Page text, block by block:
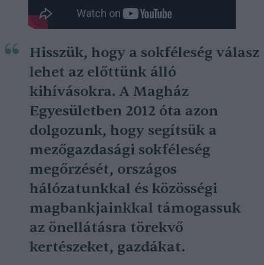
Hisszük, hogy a sokféleség válasz
lehet az előttünk álló
kihívásokra. A Magház
Egyesületben 2012 óta azon
dolgozunk, hogy segítsük a
mezőgazdasági sokféleség
megőrzését, országos
hálózatunkkal és közösségi
magbankjainkkal támogassuk
az önellátásra törekvő
kertészeket, gazdákat.